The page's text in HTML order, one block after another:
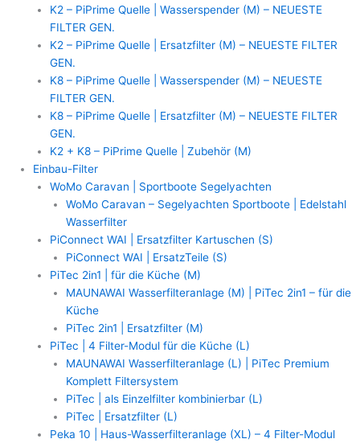
K2 – PiPrime Quelle | Wasserspender (M) – NEUESTE
FILTER GEN.
K2 – PiPrime Quelle | Ersatzfilter (M) – NEUESTE FILTER
GEN.
K8 – PiPrime Quelle | Wasserspender (M) – NEUESTE
FILTER GEN.
K8 – PiPrime Quelle | Ersatzfilter (M) – NEUESTE FILTER
GEN.
K2 + K8 – PiPrime Quelle | Zubehör (M)
Einbau-Filter
WoMo Caravan | Sportboote Segelyachten
WoMo Caravan – Segelyachten Sportboote | Edelstahl
Wasserfilter
PiConnect WAI | Ersatzfilter Kartuschen (S)
PiConnect WAI | ErsatzTeile (S)
PiTec 2in1 | für die Küche (M)
MAUNAWAI Wasserfilteranlage (M) | PiTec 2in1 – für die
Küche
PiTec 2in1 | Ersatzfilter (M)
PiTec | 4 Filter-Modul für die Küche (L)
MAUNAWAI Wasserfilteranlage (L) | PiTec Premium
Komplett Filtersystem
PiTec | als Einzelfilter kombinierbar (L)
PiTec | Ersatzfilter (L)
Peka 10 | Haus-Wasserfilteranlage (XL) – 4 Filter-Modul